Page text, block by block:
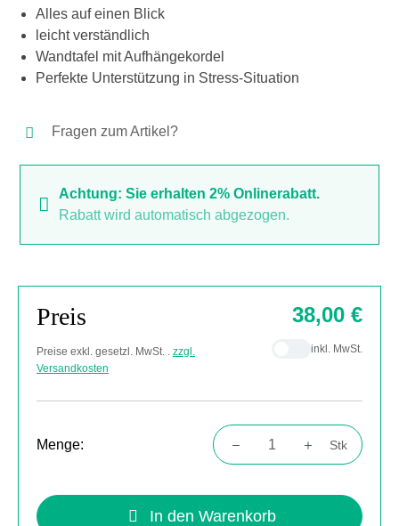
Alles auf einen Blick
leicht verständlich
Wandtafel mit Aufhängekordel
Perfekte Unterstützung in Stress-Situation
Fragen zum Artikel?
Achtung: Sie erhalten 2% Onlinerabatt.
Rabatt wird automatisch abgezogen.
Preis
Preise exkl. gesetzl. MwSt. . zzgl.
Versandkosten
38,00 €
inkl. MwSt.
Menge:
Produkt Anzahl: Gib den gewünschten
Stk
In den Warenkorb